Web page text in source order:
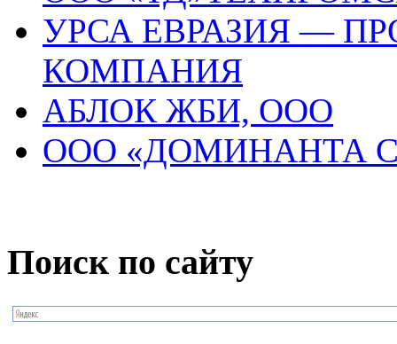
УРСА ЕВРАЗИЯ —
КОМПАНИЯ
АБЛОК ЖБИ, ООО
ООО «ДОМИНАНТА
Поиск по сайту